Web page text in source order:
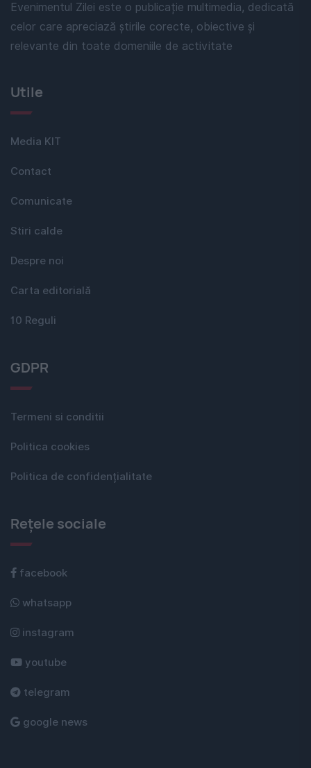
Evenimentul Zilei este o publicație multimedia, dedicată
celor care apreciază știrile corecte, obiective și
relevante din toate domeniile de activitate
Utile
Media KIT
Contact
Comunicate
Stiri calde
Despre noi
Carta editorială
10 Reguli
GDPR
Termeni si conditii
Politica cookies
Politica de confidențialitate
Rețele sociale
facebook
whatsapp
instagram
youtube
telegram
google news